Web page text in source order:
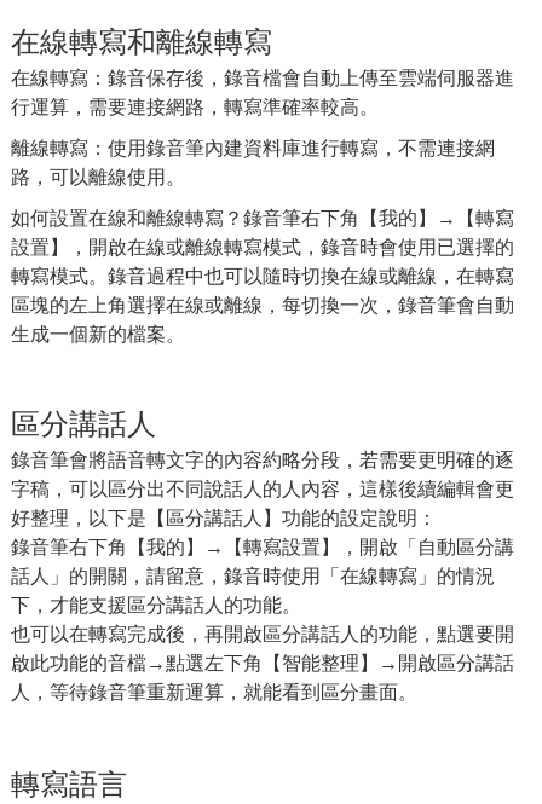
在線轉寫和離線轉寫
在線轉寫：錄音保存後，錄音檔會自動上傳至雲端伺服器進
行運算，需要連接網路，轉寫準確率較高。
離線轉寫：使用錄音筆內建資料庫進行轉寫，不需連接網
路，可以離線使用。
如何設置在線和離線轉寫？錄音筆右下角【我的】→【轉寫
設置】，開啟在線或離線轉寫模式，錄音時會使用已選擇的
轉寫模式。錄音過程中也可以隨時切換在線或離線，在轉寫
區塊的左上角選擇在線或離線，每切換一次，錄音筆會自動
生成一個新的檔案。
區分講話人
錄音筆會將語音轉文字的內容約略分段，若需要更明確的逐
字稿，可以區分出不同說話人的人內容，這樣後續編輯會更
好整理，以下是【區分講話人】功能的設定說明：
錄音筆右下角【我的】→【轉寫設置】，開啟「自動區分講
話人」的開關，請留意，錄音時使用「在線轉寫」的情況
下，才能支援區分講話人的功能。
也可以在轉寫完成後，再開啟區分講話人的功能，點選要開
啟此功能的音檔→點選左下角【智能整理】→開啟區分講話
人，等待錄音筆重新運算，就能看到區分畫面。
轉寫語言